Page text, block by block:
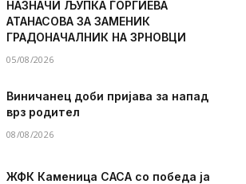
НАЗНАЧИ ЉУПКА ЃОРГИЕВА
АТАНАСОВА ЗА ЗАМЕНИК
ГРАДОНАЧАЛНИК НА ЗРНОВЦИ
05/08/2026
Виничанец доби пријава за напад
врз родител
08/08/2026
ЖФК Каменица САСА со победа ја